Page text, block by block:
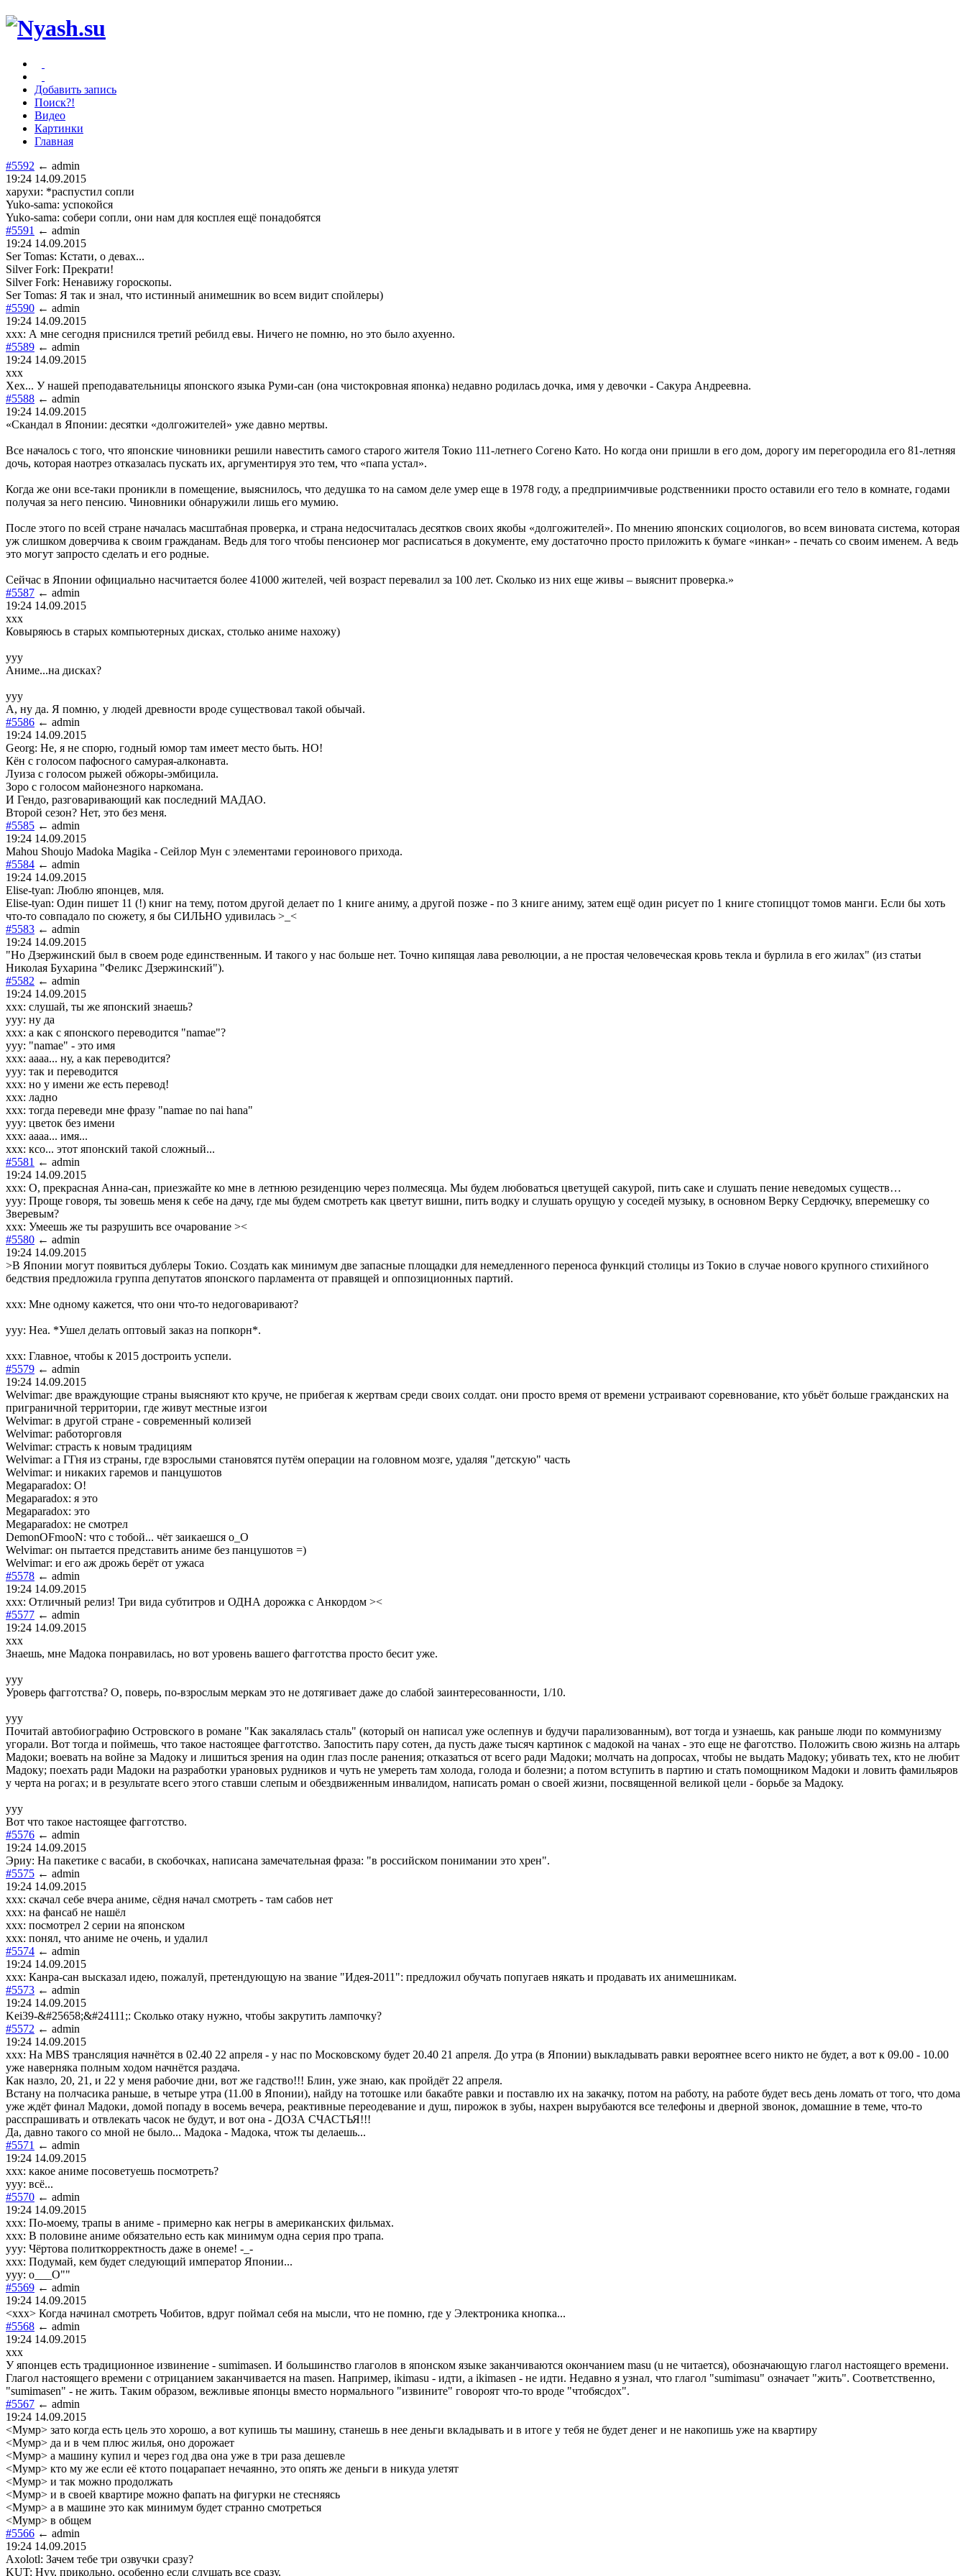
Добавить запись
Поиск?!
Видео
Картинки
Главная
#5592 ← admin
19:24 14.09.2015
харухи: *распустил сопли
Yuko-sama: успокойся
Yuko-sama: собери сопли, они нам для косплея ещё понадобятся
#5591 ← admin
19:24 14.09.2015
Ser Tomas: Кстати, о девах...
Silver Fork: Прекрати!
Silver Fork: Ненавижу гороскопы.
Ser Tomas: Я так и знал, что истинный анимешник во всем видит спойлеры)
#5590 ← admin
19:24 14.09.2015
xxx: А мне сегодня приснился третий ребилд евы. Ничего не помню, но это было ахуенно.
#5589 ← admin
19:24 14.09.2015
xxx
Хех... У нашей преподавательницы японского языка Руми-сан (она чистокровная японка) недавно родилась дочка, имя у девочки - Сакура Андреевна.
#5588 ← admin
19:24 14.09.2015
«Скандал в Японии: десятки «долгожителей» уже давно мертвы.
Все началось с того, что японские чиновники решили навестить самого старого жителя Токио 111-летнего Согено Като. Но когда они пришли в его дом, дорогу им перегородила его 81-летняя
дочь, которая наотрез отказалась пускать их, аргументируя это тем, что «папа устал».
Когда же они все-таки проникли в помещение, выяснилось, что дедушка то на самом деле умер еще в 1978 году, а предприимчивые родственники просто оставили его тело в комнате, годами
получая за него пенсию. Чиновники обнаружили лишь его мумию.
После этого по всей стране началась масштабная проверка, и страна недосчиталась десятков своих якобы «долгожителей». По мнению японских социологов, во всем виновата система, которая
уж слишком доверчива к своим гражданам. Ведь для того чтобы пенсионер мог расписаться в документе, ему достаточно просто приложить к бумаге «инкан» - печать со своим именем. А ведь
это могут запросто сделать и его родные.
Сейчас в Японии официально насчитается более 41000 жителей, чей возраст перевалил за 100 лет. Сколько из них еще живы – выяснит проверка.»
#5587 ← admin
19:24 14.09.2015
xxx
Ковыряюсь в старых компьютерных дисках, столько аниме нахожу)
yyy
Аниме...на дисках?
yyy
А, ну да. Я помню, у людей древности вроде существовал такой обычай.
#5586 ← admin
19:24 14.09.2015
Georg: Не, я не спорю, годный юмор там имеет место быть. НО!
Кён с голосом пафосного самурая-алконавта.
Луиза с голосом рыжей обжоры-эмбицила.
Зоро с голосом майонезного наркомана.
И Гендо, разговаривающий как последний МАДАО.
Второй сезон? Нет, это без меня.
#5585 ← admin
19:24 14.09.2015
Mahou Shoujo Madoka Magika - Сейлор Мун с элементами героинового прихода.
#5584 ← admin
19:24 14.09.2015
Elise-tyan: Люблю японцев, мля.
Elise-tyan: Один пишет 11 (!) книг на тему, потом другой делает по 1 книге аниму, а другой позже - по 3 книге аниму, затем ещё один рисует по 1 книге стопиццот томов манги. Если бы хоть
что-то совпадало по сюжету, я бы СИЛЬНО удивилась >_<
#5583 ← admin
19:24 14.09.2015
"Но Дзержинский был в своем роде единственным. И такого у нас больше нет. Точно кипящая лава революции, а не простая человеческая кровь текла и бурлила в его жилах" (из статьи
Николая Бухарина "Феликс Дзержинский").
#5582 ← admin
19:24 14.09.2015
ххх: слушай, ты же японский знаешь?
ууу: ну да
ххх: а как с японского переводится "namae"?
ууу: "namae" - это имя
ххх: аааа... ну, а как переводится?
ууу: так и переводится
ххх: но у имени же есть перевод!
ххх: ладно
ххх: тогда переведи мне фразу "namae no nai hana"
ууу: цветок без имени
ххх: аааа... имя...
ххх: ксо... этот японский такой сложный...
#5581 ← admin
19:24 14.09.2015
xxx: О, прекрасная Анна-сан, приезжайте ко мне в летнюю резиденцию через полмесяца. Мы будем любоваться цветущей сакурой, пить саке и слушать пение неведомых существ…
yyy: Проще говоря, ты зовешь меня к себе на дачу, где мы будем смотреть как цветут вишни, пить водку и слушать орущую у соседей музыку, в основном Верку Сердючку, вперемешку со
Зверевым?
xxx: Умеешь же ты разрушить все очарование ><
#5580 ← admin
19:24 14.09.2015
>В Японии могут появиться дублеры Токио. Создать как минимум две запасные площадки для немедленного переноса функций столицы из Токио в случае нового крупного стихийного
бедствия предложила группа депутатов японского парламента от правящей и оппозиционных партий.
xxx: Мне одному кажется, что они что-то недоговаривают?
yyy: Неа. *Ушел делать оптовый заказ на попкорн*.
xxx: Главное, чтобы к 2015 достроить успели.
#5579 ← admin
19:24 14.09.2015
Welvimar: две враждующие страны выясняют кто круче, не прибегая к жертвам среди своих солдат. они просто время от времени устраивают соревнование, кто убьёт больше гражданских на
приграничной территории, где живут местные изгои
Welvimar: в другой стране - современный колизей
Welvimar: работорговля
Welvimar: страсть к новым традициям
Welvimar: а ГГня из страны, где взрослыми становятся путём операции на головном мозге, удаляя "детскую" часть
Welvimar: и никаких гаремов и панцушотов
Megaparadox: О!
Megaparadox: я это
Megaparadox: это
Megaparadox: не смотрел
DemonOFmooN: что с тобой... чёт заикаешся о_О
Welvimar: он пытается представить аниме без панцушотов =)
Welvimar: и его аж дрожь берёт от ужаса
#5578 ← admin
19:24 14.09.2015
xxx: Отличный релиз! Три вида субтитров и ОДНА дорожка с Анкордом ><
#5577 ← admin
19:24 14.09.2015
xxx
Знаешь, мне Мадока понравилась, но вот уровень вашего фагготства просто бесит уже.
yyy
Уроверь фагготства? О, поверь, по-взрослым меркам это не дотягивает даже до слабой заинтересованности, 1/10.
yyy
Почитай автобиографию Островского в романе "Как закалялась сталь" (который он написал уже ослепнув и будучи парализованным), вот тогда и узнаешь, как раньше люди по коммунизму
угорали. Вот тогда и поймешь, что такое настоящее фагготство. Запостить пару сотен, да пусть даже тысяч картинок с мадокой на чанах - это еще не фаготство. Положить свою жизнь на алтарь
Мадоки; воевать на войне за Мадоку и лишиться зрения на один глаз после ранения; отказаться от всего ради Мадоки; молчать на допросах, чтобы не выдать Мадоку; убивать тех, кто не любит
Мадоку; поехать ради Мадоки на разработки урановых рудников и чуть не умереть там холода, голода и болезни; а потом вступить в партию и стать помощником Мадоки и ловить фамильяров
у черта на рогах; и в результате всего этого ставши слепым и обездвиженным инвалидом, написать роман о своей жизни, посвященной великой цели - борьбе за Мадоку.
yyy
Вот что такое настоящее фагготство.
#5576 ← admin
19:24 14.09.2015
Эриу: На пакетике с васаби, в скобочках, написана замечательная фраза: "в российском понимании это хрен".
#5575 ← admin
19:24 14.09.2015
xxx: скачал себе вчера аниме, сёдня начал смотреть - там сабов нет
xxx: на фансаб не нашёл
xxx: посмотрел 2 серии на японском
xxx: понял, что аниме не очень, и удалил
#5574 ← admin
19:24 14.09.2015
xxx: Канра-cан высказал идею, пожалуй, претендующую на звание "Идея-2011": предложил обучать попугаев някать и продавать их анимешникам.
#5573 ← admin
19:24 14.09.2015
Kei39-&#25658;&#24111;: Сколько отаку нужно, чтобы закрутить лампочку?
#5572 ← admin
19:24 14.09.2015
xxx: На MBS трансляция начнётся в 02.40 22 апреля - у нас по Московскому будет 20.40 21 апреля. До утра (в Японии) выкладывать равки вероятнее всего никто не будет, а вот к 09.00 - 10.00
уже наверняка полным ходом начнётся раздача.
Как назло, 20, 21, и 22 у меня рабочие дни, вот же гадство!!! Блин, уже знаю, как пройдёт 22 апреля.
Встану на полчасика раньше, в четыре утра (11.00 в Японии), найду на тотошке или бакабте равки и поставлю их на закачку, потом на работу, на работе будет весь день ломать от того, что дома
уже ждёт финал Мадоки, домой попаду в восемь вечера, реактивные переодевание и душ, пирожок в зубы, нахрен вырубаются все телефоны и дверной звонок, домашние в теме, что-то
расспрашивать и отвлекать часок не будут, и вот она - ДОЗА СЧАСТЬЯ!!!
Да, давно такого со мной не было... Мадока - Мадока, чтож ты делаешь...
#5571 ← admin
19:24 14.09.2015
xxx: какое аниме посоветуешь посмотреть?
yyy: всё...
#5570 ← admin
19:24 14.09.2015
ххх: По-моему, трапы в аниме - примерно как негры в американских фильмах.
ххх: В половине аниме обязательно есть как минимум одна серия про трапа.
ууу: Чёртова политкорректность даже в онеме! -_-
ххх: Подумай, кем будет следующий император Японии...
ууу: о___О""
#5569 ← admin
19:24 14.09.2015
<xxx> Когда начинал смотреть Чобитов, вдруг поймал себя на мысли, что не помню, где у Электроника кнопка...
#5568 ← admin
19:24 14.09.2015
xxx
У японцев есть традиционное извинение - sumimasen. И большинство глаголов в японском языке заканчиваются окончанием masu (u не читается), обозначающую глагол настоящего времени.
Глагол настоящего времени с отрицанием заканчивается на masen. Например, ikimasu - идти, а ikimasen - не идти. Недавно я узнал, что глагол "sumimasu" означает "жить". Соответственно,
"sumimasen" - не жить. Таким образом, вежливые японцы вместо нормального "извините" говороят что-то вроде "чтобясдох".
#5567 ← admin
19:24 14.09.2015
<Мумр> зато когда есть цель это хорошо, а вот купишь ты машину, станешь в нее деньги вкладывать и в итоге у тебя не будет денег и не накопишь уже на квартиру
<Мумр> да и в чем плюс жилья, оно дорожает
<Мумр> а машину купил и через год два она уже в три раза дешевле
<Мумр> кто му же если её ктото поцарапает нечаянно, это опять же деньги в никуда улетят
<Мумр> и так можно продолжать
<Мумр> и в своей квартире можно фапать на фигурки не стесняясь
<Мумр> а в машине это как минимум будет странно смотреться
<Мумр> в общем
#5566 ← admin
19:24 14.09.2015
Axolotl: Зачем тебе три озвучки сразу?
KUT: Нуу, прикольно, особенно если слушать все сразу.